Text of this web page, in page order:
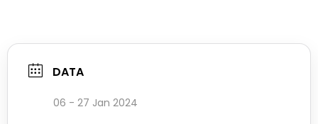
DATA
06 - 27 Jan 2024